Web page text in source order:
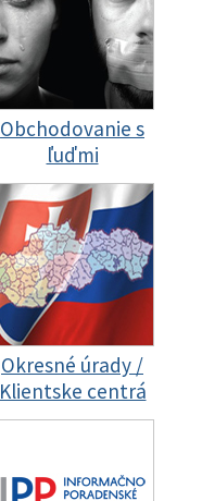
Obchodovanie s
ľuďmi
Okresné úrady /
Klientske centrá